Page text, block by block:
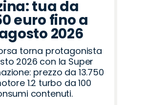
tua da
euro fino a
2026
torna protagonista
2026 con la Super
prezzo da 13.750
1.2 turbo da 100
contenuti.